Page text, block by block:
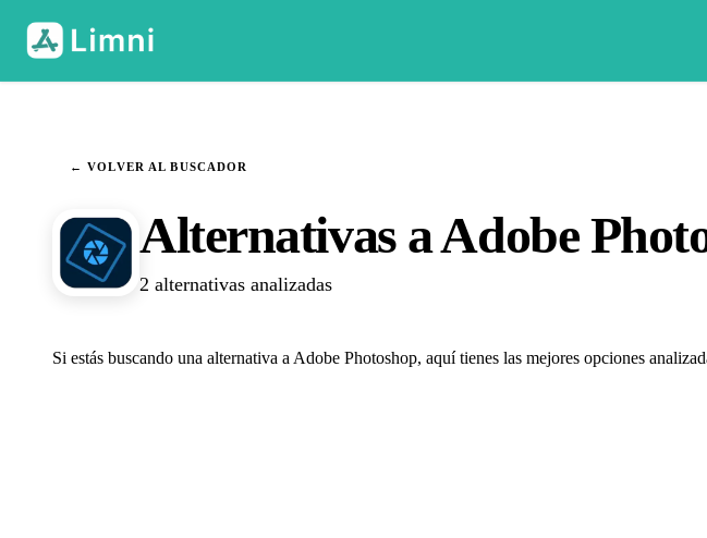
← VOLVER AL BUSCADOR
Alternativas a Adobe
2 alternativas analizadas
Si estás buscando una alternativa a Adobe Photoshop, aquí tienes las mejores opciones